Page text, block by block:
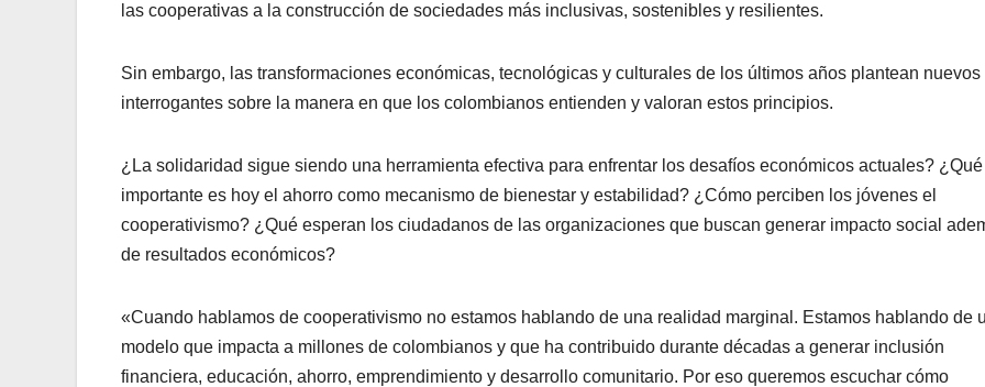
las cooperativas a la construcción de sociedades más inclusivas, sostenibles y resilientes.
Sin embargo, las transformaciones económicas, tecnológicas y culturales de los últimos años plantean nuevos
interrogantes sobre la manera en que los colombianos entienden y valoran estos principios.
¿La solidaridad sigue siendo una herramienta efectiva para enfrentar los desafíos económicos actuales?
importante es hoy el ahorro como mecanismo de bienestar y estabilidad? ¿Cómo perciben los jóvenes el
cooperativismo? ¿Qué esperan los ciudadanos de las organizaciones que buscan generar impacto social
de resultados económicos?
«Cuando hablamos de cooperativismo no estamos hablando de una realidad marginal. Estamos hablando de
modelo que impacta a millones de colombianos y que ha contribuido durante décadas a generar inclusión
financiera, educación, ahorro, emprendimiento y desarrollo comunitario. Por eso queremos escuchar cómo